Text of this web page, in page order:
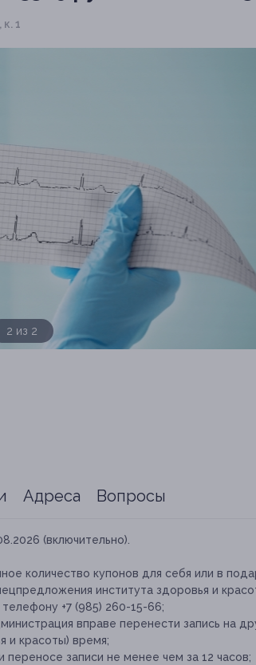
1
1 из 2
Адреса Вопросы
(включительно).
количество купонов для себя или в
института здоровья и
+7 (985) 260-15-66;
вправе перенести запись на
и красоты) время;
записи не менее чем за 12 часов;